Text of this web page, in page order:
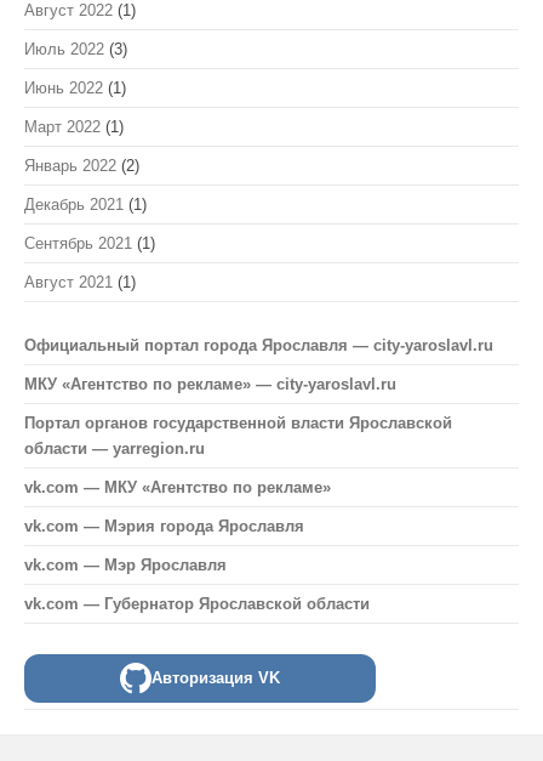
Август 2022 (1)
Июль 2022 (3)
Июнь 2022 (1)
Март 2022 (1)
Январь 2022 (2)
Декабрь 2021 (1)
Сентябрь 2021 (1)
Август 2021 (1)
Официальный портал города Ярославля — city-yaroslavl.ru
МКУ «Агентство по рекламе» — city-yaroslavl.ru
Портал органов государственной власти Ярославской
области — yarregion.ru
vk.com — МКУ «Агентство по рекламе»
vk.com — Мэрия города Ярославля
vk.com — Мэр Ярославля
vk.com — Губернатор Ярославской области
Авторизация VK